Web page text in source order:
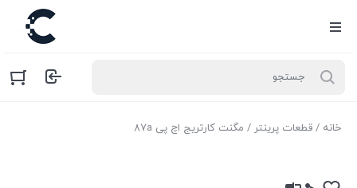
خانه / قطعات پرینتر / مگنت کارتریج اچ پی 87a